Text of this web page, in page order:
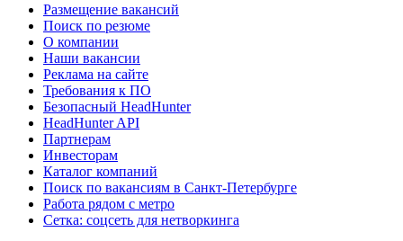
Размещение вакансий
Поиск по резюме
О компании
Наши вакансии
Реклама на сайте
Требования к ПО
Безопасный HeadHunter
HeadHunter API
Партнерам
Инвесторам
Каталог компаний
Поиск по вакансиям в Санкт-Петербурге
Работа рядом с метро
Сетка: соцсеть для нетворкинга